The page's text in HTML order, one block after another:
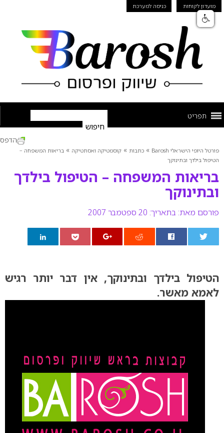
מועדון לקוחות כניסה למערכת
תפריט
פורטל היופי הישראלי Barosh » כתבות » קוסמטיקה ואסתטיקה » בריאות המשפחה –
הטיפול בילדך ובתינוקך
בריאות המשפחה – הטיפול בילדך
ובתינוקך
פורסם מאת: בתאריך: 20 ספטמבר 2007
הדפס
הטיפול בילדך ובתינוקך, אין דבר יותר רגיש
לאמא מאשר.